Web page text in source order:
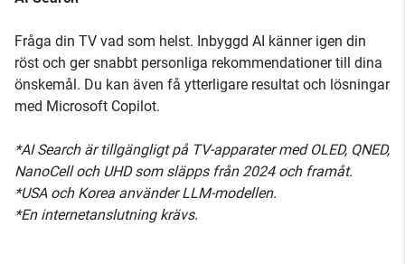
Fråga din TV vad som helst. Inbyggd AI känner igen din
röst och ger snabbt personliga rekommendationer till dina
önskemål. Du kan även få ytterligare resultat och lösningar
med Microsoft Copilot.
*AI Search är tillgängligt på TV-apparater med OLED, QNED,
NanoCell och UHD som släpps från 2024 och framåt.
*USA och Korea använder LLM-modellen.
*En internetanslutning krävs.